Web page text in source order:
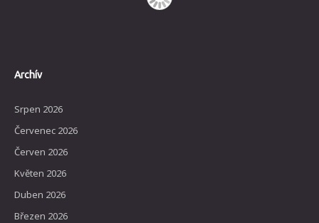
Archív
Srpen 2026
Červenec 2026
Červen 2026
Květen 2026
Duben 2026
Březen 2026